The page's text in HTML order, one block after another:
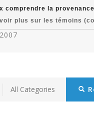
la
plus sur les témoins